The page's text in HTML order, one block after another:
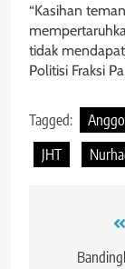
“Kasihan
tidak
Politisi Fraksi
Tagged:
JHT
Navigasi